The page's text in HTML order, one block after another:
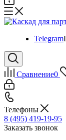
Telegram
Сравнение0
Телефоны
8 (495) 419-19-95
Заказать звонок